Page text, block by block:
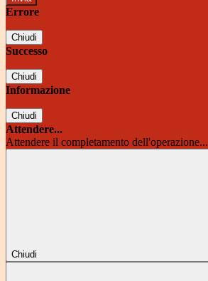
Errore
Chiudi
Successo
Chiudi
Informazione
Chiudi
Attendere...
Attendere il completamento dell'operazione...
Chiudi